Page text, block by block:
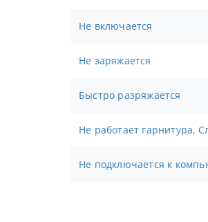
Не включается
Не заряжается
Быстро разряжается
Не работает гарнитура,
Не подключается к